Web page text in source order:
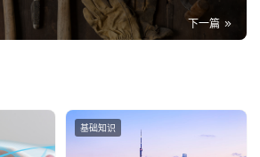
下一篇
基础知识